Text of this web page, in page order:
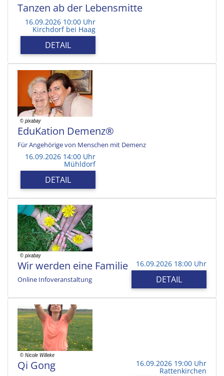
Tanzen ab der Lebensmitte
16.09.2026 10:00 Uhr
Kirchdorf bei Haag
DETAIL
EduKation Demenz®
Für Angehörige von Menschen mit Demenz
16.09.2026 14:00 Uhr
Mühldorf
DETAIL
Wir werden eine Familie
Online Infoveranstaltung
16.09.2026 18:00 Uhr
DETAIL
Qi Gong 16.09.2026 19:00 Uhr
Rattenkirchen